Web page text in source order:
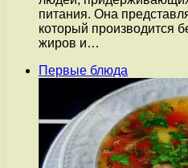
питания. Она
который производится
жиров и…
Первые блюда